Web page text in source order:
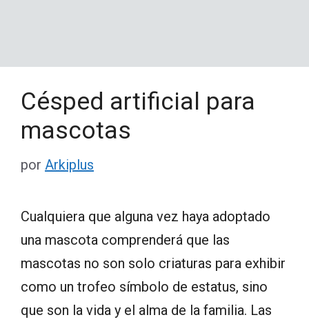
Césped artificial para
mascotas
por Arkiplus
Cualquiera que alguna vez haya adoptado
una mascota comprenderá que las
mascotas no son solo criaturas para exhibir
como un trofeo símbolo de estatus, sino
que son la vida y el alma de la familia. Las